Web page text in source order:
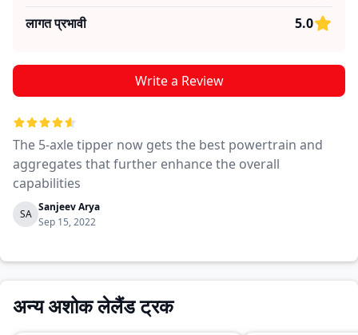
लागत प्रभावी
5.0
Write a Review
The 5-axle tipper now gets the best powertrain and
aggregates that further enhance the overall
capabilities
SA
Sanjeev Arya
Sep 15, 2022
अन्य अशोक लेलैंड ट्रक